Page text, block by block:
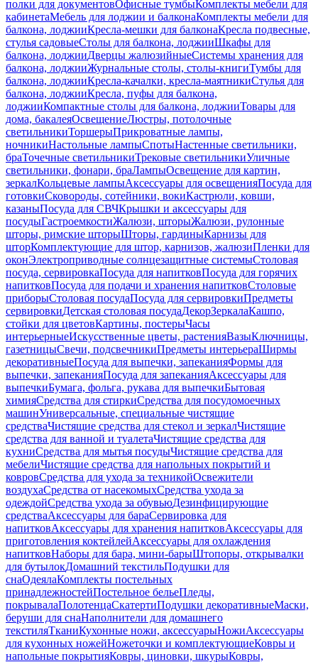
полки для документовОфисные тумбыКомплекты мебели для
кабинетаМебель для лоджии и балконаКомплекты мебели для
балкона, лоджииКресла-мешки для балконаКресла подвесные,
стулья садовыеСтолы для балкона, лоджииШкафы для
балкона, лоджииДверцы жалюзийныеСистемы хранения для
балкона, лоджииЖурнальные столы, столы-книгиТумбы для
балкона, лоджииКресла-качалки, кресла-маятникиСтулья для
балкона, лоджииКресла, пуфы для балкона,
лоджииКомпактные столы для балкона, лоджииТовары для
дома, бакалеяОсвещениеЛюстры, потолочные
светильникиТоршерыПрикроватные лампы,
ночникиНастольные лампыСпотыНастенные светильники,
браТочечные светильникиТрековые светильникиУличные
светильники, фонари, браЛампыОсвещение для картин,
зеркалКольцевые лампыАксессуары для освещенияПосуда для
готовкиСковороды, сотейники, вокиКастрюли, ковши,
казаныПосуда для СВЧКрышки и аксессуары для
посудыГастроемкостиЖалюзи, шторыЖалюзи, рулонные
шторы, римские шторыШторы, гардиныКарнизы для
шторКомплектующие для штор, карнизов, жалюзиПленки для
оконЭлектроприводные солнцезащитные системыСтоловая
посуда, сервировкаПосуда для напитковПосуда для горячих
напитковПосуда для подачи и хранения напитковСтоловые
приборыСтоловая посудаПосуда для сервировкиПредметы
сервировкиДетская столовая посудаДекорЗеркалаКашпо,
стойки для цветовКартины, постерыЧасы
интерьерныеИскусственные цветы, растенияВазыКлючницы,
газетницыСвечи, подсвечникиПредметы интерьераШирмы
декоративныеПосуда для выпечки, запеканияФормы для
выпечки, запеканияПосуда для запеканияАксессуары для
выпечкиБумага, фольга, рукава для выпечкиБытовая
химияСредства для стиркиСредства для посудомоечных
машинУниверсальные, специальные чистящие
средстваЧистящие средства для стекол и зеркалЧистящие
средства для ванной и туалетаЧистящие средства для
кухниСредства для мытья посудыЧистящие средства для
мебелиЧистящие средства для напольных покрытий и
ковровСредства для ухода за техникойОсвежители
воздухаСредства от насекомыхСредства ухода за
одеждойСредства ухода за обувьюДезинфицирующие
средстваАксессуары для бараСервировка для
напитковАксессуары для хранения напитковАксессуары для
приготовления коктейлейАксессуары для охлаждения
напитковНаборы для бара, мини-барыШтопоры, открывалки
для бутылокДомашний текстильПодушки для
снаОдеялаКомплекты постельных
принадлежностейПостельное бельеПледы,
покрывалаПолотенцаСкатертиПодушки декоративныеМаски,
беруши для снаНаполнители для домашнего
текстиляТканиКухонные ножи, аксессуарыНожиАксессуары
для кухонных ножейНожеточки и комплектующиеКовры и
напольные покрытияКовры, циновки, шкурыКовры,